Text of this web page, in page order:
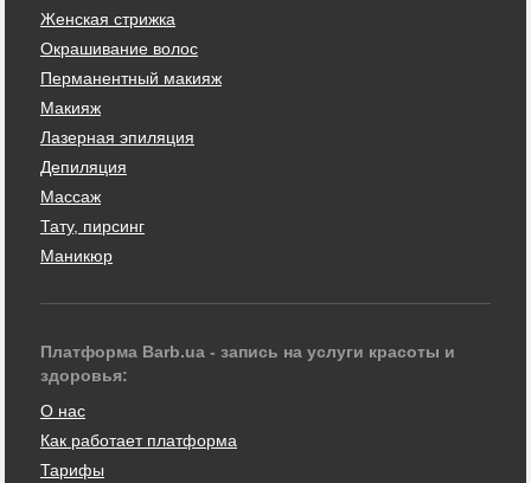
Женская стрижка
Окрашивание волос
Перманентный макияж
Макияж
Лазерная эпиляция
Депиляция
Массаж
Тату, пирсинг
Маникюр
Платформа Barb.ua - запись на услуги красоты и
здоровья:
О нас
Как работает платформа
Тарифы